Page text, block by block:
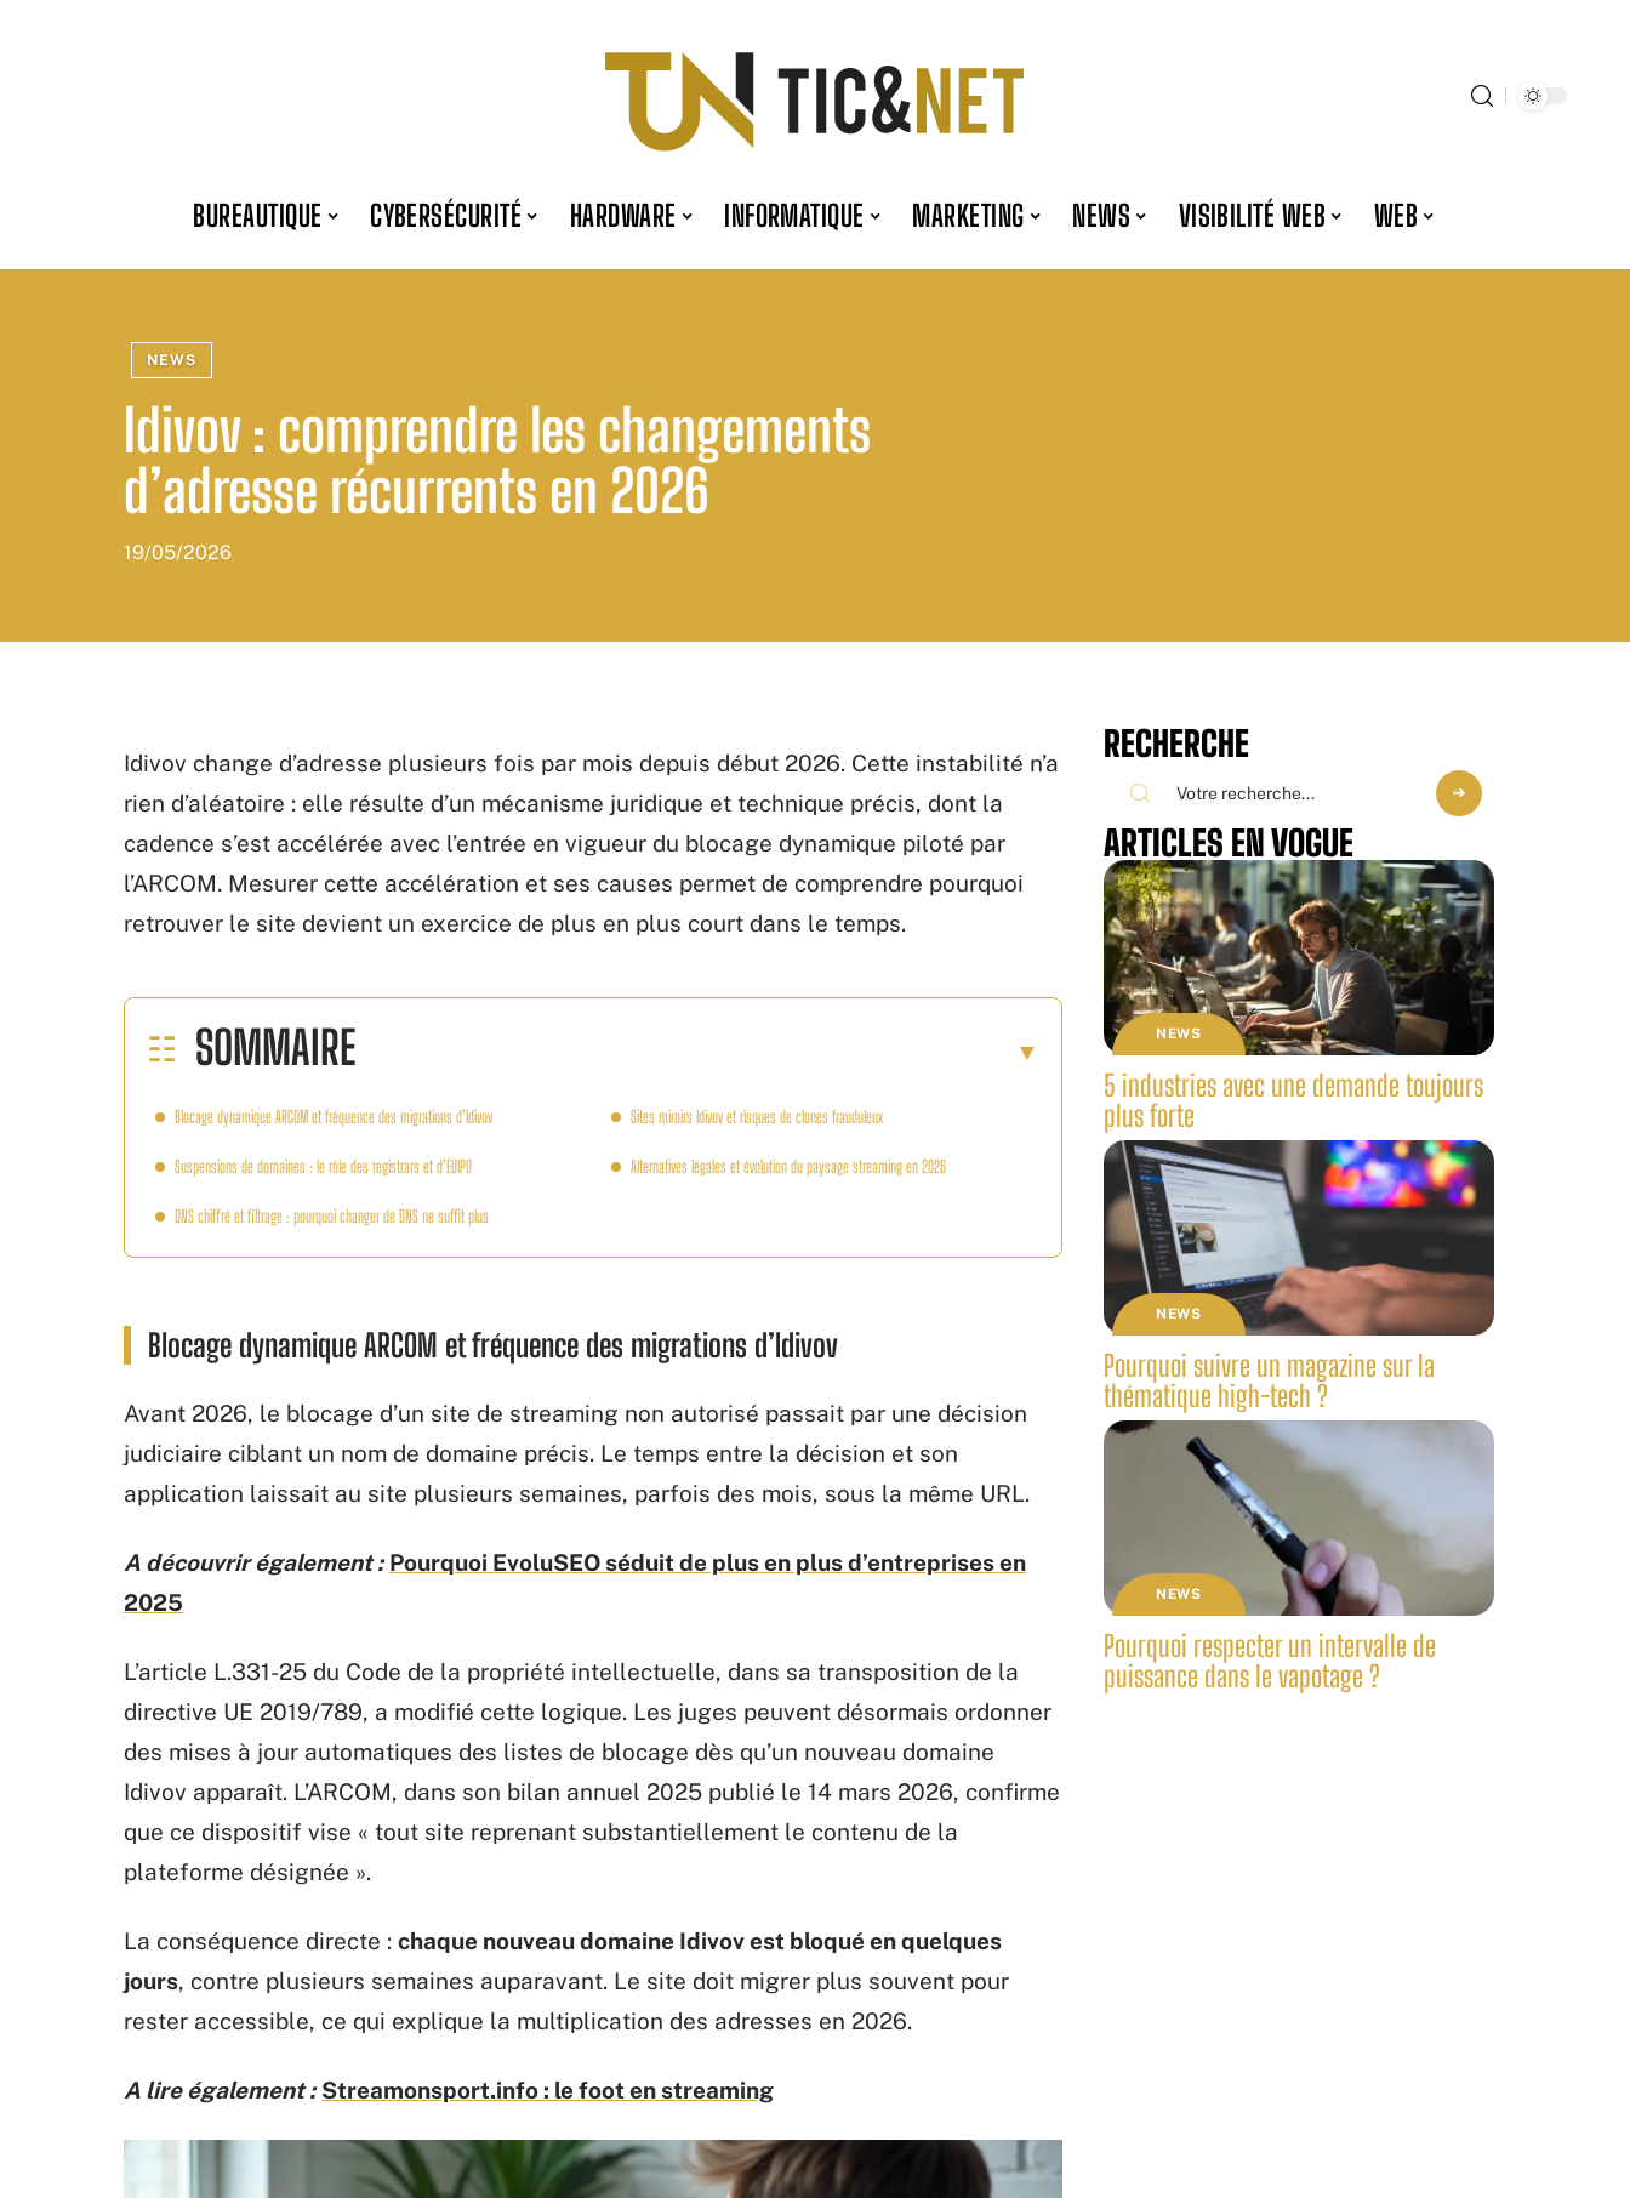
BUREAUTIQUE CYBERSÉCURITÉ HARDWARE INFORMATIQUE MARKETING NEWS VISIBILITÉ WEB WEB
NEWS
Idivov : comprendre les changements
d’adresse récurrents en 2026
19/05/2026
Idivov change d’adresse plusieurs fois par mois depuis début 2026. Cette instabilité n’a
rien d’aléatoire : elle résulte d’un mécanisme juridique et technique précis, dont la
cadence s’est accélérée avec l’entrée en vigueur du blocage dynamique piloté par
l’ARCOM. Mesurer cette accélération et ses causes permet de comprendre pourquoi
retrouver le site devient un exercice de plus en plus court dans le temps.
SOMMAIRE
Blocage dynamique ARCOM et fréquence des migrations d’Idivov
Suspensions de domaines : le rôle des registrars et d’EUIPO
DNS chiffré et filtrage : pourquoi changer de DNS ne suffit plus
Sites miroirs Idivov et risques de clones frauduleux
Alternatives légales et évolution du paysage streaming en 2026
Blocage dynamique ARCOM et fréquence des migrations d’Idivov
Avant 2026, le blocage d’un site de streaming non autorisé passait par une décision
judiciaire ciblant un nom de domaine précis. Le temps entre la décision et son
application laissait au site plusieurs semaines, parfois des mois, sous la même URL.
A découvrir également : Pourquoi EvoluSEO séduit de plus en plus d’entreprises en
2025
L’article L.331-25 du Code de la propriété intellectuelle, dans sa transposition de la
directive UE 2019/789, a modifié cette logique. Les juges peuvent désormais ordonner
des mises à jour automatiques des listes de blocage dès qu’un nouveau domaine
Idivov apparaît. L’ARCOM, dans son bilan annuel 2025 publié le 14 mars 2026, confirme
que ce dispositif vise « tout site reprenant substantiellement le contenu de la
plateforme désignée ».
La conséquence directe : chaque nouveau domaine Idivov est bloqué en quelques
jours, contre plusieurs semaines auparavant. Le site doit migrer plus souvent pour
rester accessible, ce qui explique la multiplication des adresses en 2026.
A lire également : Streamonsport.info : le foot en streaming
RECHERCHE
ARTICLES EN VOGUE
NEWS
5 industries avec une demande toujours
plus forte
NEWS
Pourquoi suivre un magazine sur la
thématique high-tech ?
NEWS
Pourquoi respecter un intervalle de
puissance dans le vapotage ?